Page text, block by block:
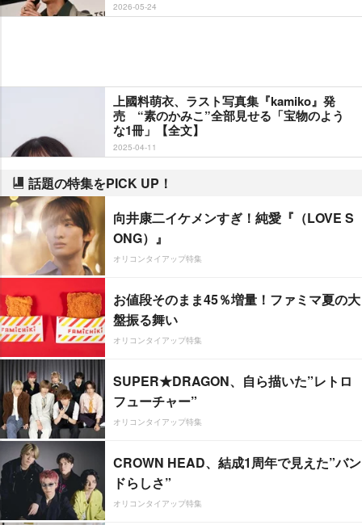
2026-05-24
上國料萌衣、ラスト写真集『kamiko』発
売 “素のかみこ”全部見せる「宝物のよう
な1冊」【全文】
2025-04-11
話題の特集をPICK UP！
向井康二イケメンすぎ！純愛『（LOVE S
ONG）』
オリコンタイアップ特集
お値段そのまま45％増量！ファミマ夏の大
盤振る舞い
オリコンタイアップ特集
SUPER★DRAGON、自ら描いた”レトロ
フューチャー”
オリコンタイアップ特集
CROWN HEAD、結成1周年で見えた”バン
ドらしさ”
オリコンタイアップ特集